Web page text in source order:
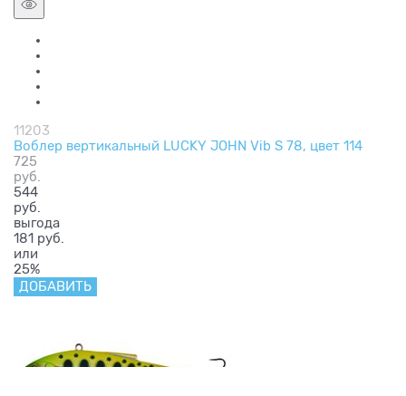
11203
Воблер вертикальный LUCKY JOHN Vib S 78, цвет 114
725
руб.
544
руб.
выгода
181 руб.
или
25%
ДОБАВИТЬ